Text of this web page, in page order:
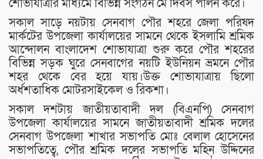
শোভাযাত্রার মাধ্যমে বিভিন্ন সংগঠন মে দিবস পালন করে।
সকাল সাড়ে নয়টায় সেনবাগ পৌর শহরে জেলা পরিষদ
মার্কটের উপজেলা কার্যালয়ের সামনে থেকে ইসলামি শ্রমিক
আন্দোলন বাংলাদেশ শোভাযাত্রা শুরু করে পৌর শহরের
বিভিন্ন সড়ক ঘুরে সেনবাগের নয়টি ইউনিয়ন ভ্রমনে পৌর
শহর থেকে বের হয়ে যায়।উক্ত শোভাযাত্রায় ছিলো
অর্ধশতাধিক মোটরসাইকেল ও রিকশা।
সকাল দশটায় জাতীয়তাবাদী দল (বিএনপি) সেনবাগ
উপজেলা কার্যালয়ের সামনে জাতীয়তাবাদী শ্রমিক দলের
সেনবাগ উপজেলা শাখার সভাপতি মোঃ বেলাল হোসেনের
সভাপতিত্বে, পৌর শ্রমিক দলের সভাপতি মহিন উদ্দিনের